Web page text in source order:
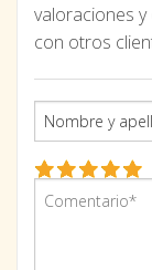
valoraciones
con otros